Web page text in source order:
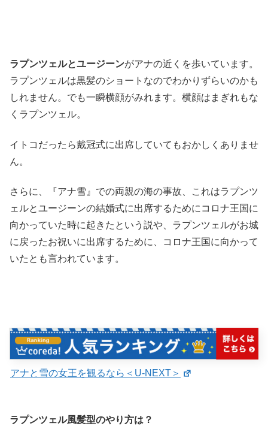
ラプンツェルとユージーンがアナの近くを歩いています。
ラプンツェルは黒髪のショートなのでわかりずらいのかも
しれません。でも一瞬横顔がみれます。横顔はまぎれもな
くラプンツェル。
イトコだったら戴冠式に出席していてもおかしくありませ
ん。
さらに、『アナ雪』での両親の海の事故、これはラプンツ
ェルとユージーンの結婚式に出席するためにコロナ王国に
向かっていた時に起きたという説や、ラプンツェルがお城
に戻ったお祝いに出席するために、コロナ王国に向かって
いたとも言われています。
アナと雪の女王を観るなら＜U-NEXT＞
ラプンツェル風髪型のやり方は？